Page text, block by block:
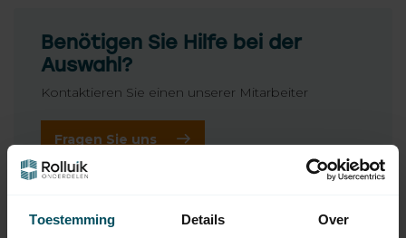
Toestemming Details Over
Benötigen Sie Hilfe bei der
Auswahl?
Kontaktieren Sie einen unserer Mitarbeiter
Fragen Sie uns
Ergänzende Produkte